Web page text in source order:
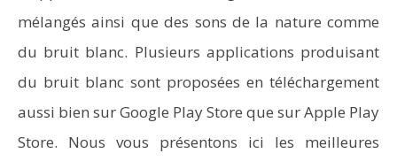
mélangés ainsi que des sons de la nature comme
du bruit blanc. Plusieurs applications produisant
du bruit blanc sont proposées en téléchargement
aussi bien sur Google Play Store que sur Apple Play
Store. Nous vous présentons ici les meilleures